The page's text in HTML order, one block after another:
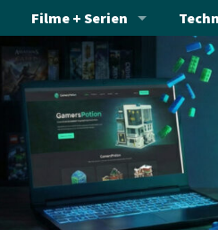
Filme + Serien